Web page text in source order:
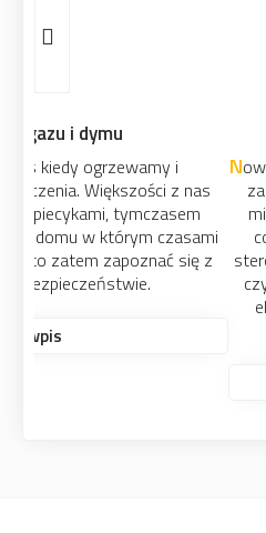
Ciekawe rozwiązania
Nowoczesność skłania nas do stosowania coraz bardziej
zaawansowanych
mierze ułatwiają nam one
codziennych czynności.
sterowania domem i
czy urządzeniami. Jednym
elektryczne. Wszystko
cieszyć coraz